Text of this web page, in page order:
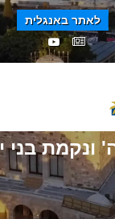
לאתר באנגלית
ונקמת בני